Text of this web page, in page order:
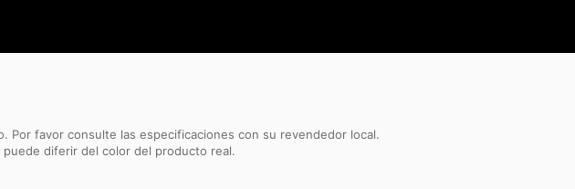
Por favor consulte las especificaciones con su revendedor local.
diferir del color del producto real.